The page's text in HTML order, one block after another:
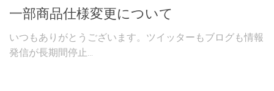
一部商品仕様変更について
いつもありがとうございます。ツイッターもブログも情報
発信が長期間停止...